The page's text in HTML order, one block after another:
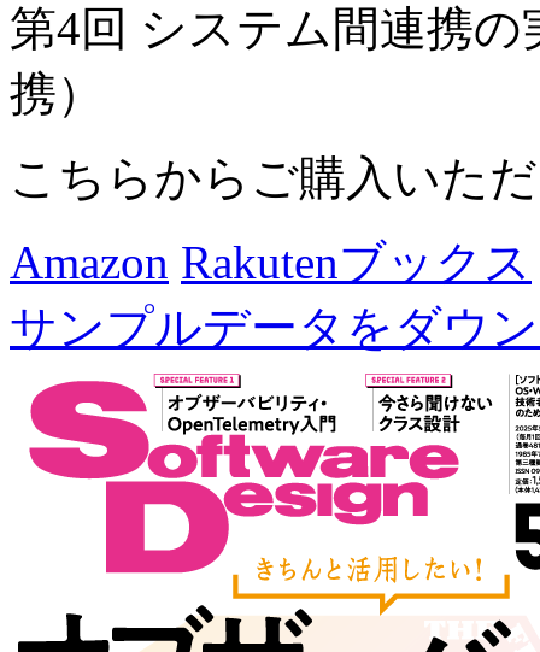
第4回 システム間連携
携）
こちらからご購入いた
Amazon Rakutenブックス
サンプルデータをダウ